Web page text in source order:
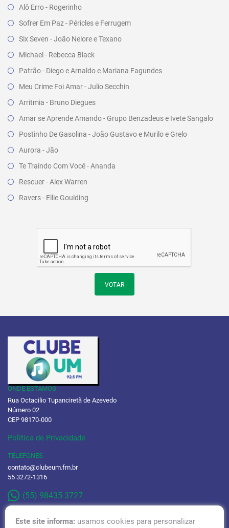
Alô Erro - Rogerinho
Sofrer Em Paz - Péricles e Ferrugem
Six Seven - João Nelore e Texano
Michael - Rebecca Black
Patrão - Diego e Arnaldo e Mariana Fagundes
Meu Crime Foi Amar - Julio Secchin
Arritmia - Bruno Diegues
Amar se Aprende Amando - Grupo Benzadeus e Ivete Sangalo
Postinho De Gasolina - João Gustavo e Murilo e Grelo
Aurora - Jão
Te Traindo Com Você - Ananda
Rescuer - Alex Warren
Ravers - Ellie Goulding
VOTAR
ONDE ESTAMOS
Rua Octacilio Tupanciretã de Azevedo
Número 02
CEP 98170-000
Política de Privacidade
TELEFONES
contato@clubeum.fm.br
55 3272-1316
(55) 98435-3727
Este site informa: usamos cookies para personalizar